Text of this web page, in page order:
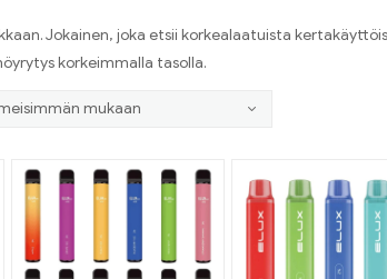
Jokainen, joka etsii korkealaatuista
korkeimmalla tasolla.